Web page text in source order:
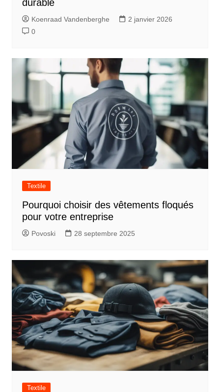
t
l
e
durable
Koenraad Vandenberghe
2 janvier 2026
0
Textile
Pourquoi choisir des vêtements floqués
pour votre entreprise
Povoski 28 septembre 2025
Textile